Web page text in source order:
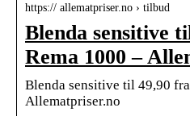
https:// allematpriser.no › tilbud
Blenda sensitive
Rema 1000 –
Blenda sensitive til 49,90
Allematpriser.no